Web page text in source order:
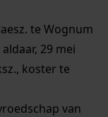
te Wognum
29 mei
koster te
van